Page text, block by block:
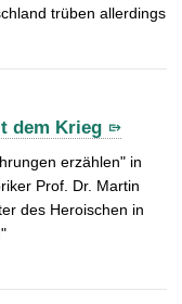
trüben allerdings
dem Krieg
erzählen" in
Prof. Dr. Martin
des Heroischen in